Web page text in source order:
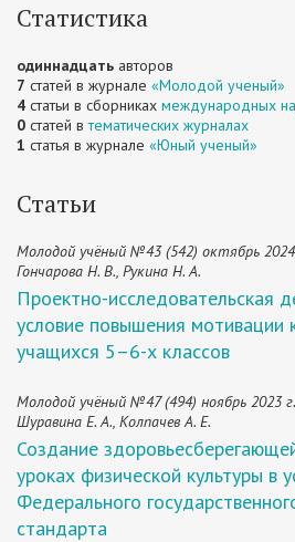
Статистика
одиннадцать авторов
7 статей в журнале «Молодой ученый»
4 статьи в сборниках международных
0 статей втематических журналах
1 статья в журнале «Юный ученый»
Статьи
Молодой учёный №43 (542) октябрь
Гончарова Н. В., Рукина Н. А.
Проектно-исследовательская
условие повышения мотивации
учащихся 5–6-х классов
Молодой учёный №47 (494) ноябрь 2023
Шуравина Е. А., Колпачев А. Е.
Создание
уроках физической культуры в
Федерального
стандарта